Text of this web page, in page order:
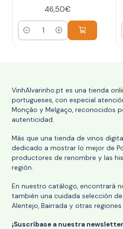
46,50€
Cantidad
VinhAlvarinho.pt es una tienda
portugueses, con especial
Monção y Melgaço, reconocidos
autenticidad.
Más que una tienda de vinos
dedicado a mostrar lo mejor de
productores de renombre y las
región.
En nuestro catálogo, encontrará
también una cuidada selección
Alentejo, Bairrada y otras
¡Suscríbase a nuestra